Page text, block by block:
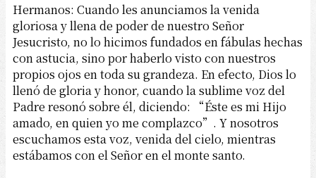
Hermanos: Cuando les anunciamos la venida
gloriosa y llena de poder de nuestro Señor
Jesucristo, no lo hicimos fundados en fábulas hechas
con astucia, sino por haberlo visto con nuestros
propios ojos en toda su grandeza. En efecto, Dios lo
llenó de gloria y honor, cuando la sublime voz del
Padre resonó sobre él, diciendo: “Éste es mi Hijo
amado, en quien yo me complazco”. Y nosotros
escuchamos esta voz, venida del cielo, mientras
estábamos con el Señor en el monte santo.